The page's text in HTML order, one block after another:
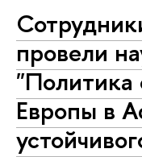
провели
"Политика
Европы в